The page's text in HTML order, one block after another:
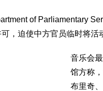
of Parliamentary
，迫使中方官员临时将活
音乐会
馆方称
布里奇